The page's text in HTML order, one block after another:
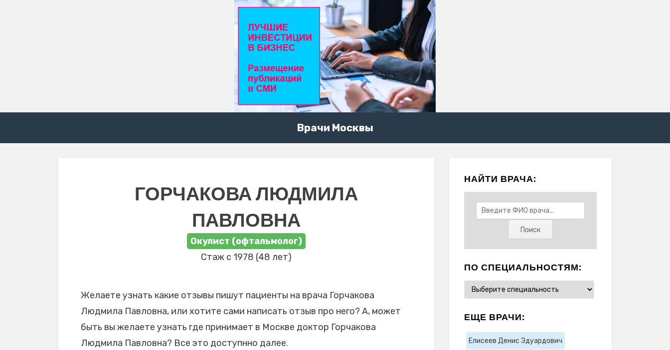
Врачи Москвы
ГОРЧАКОВА ЛЮДМИЛА
ПАВЛОВНА
Окулист (офтальмолог)
Стаж с 1978 (48 лет)
Желаете узнать какие отзывы пишут пациенты на врача Горчакова
Людмила Павловна, или хотите сами написать отзыв про него? А, может
быть вы желаете узнать где принимает в Москве доктор Горчакова
Людмила Павловна? Все это доступнно далее.
НАЙТИ ВРАЧА:
ПО СПЕЦИАЛЬНОСТЯМ:
ЕЩЕ ВРАЧИ:
Елисеев Денис Эдуардович